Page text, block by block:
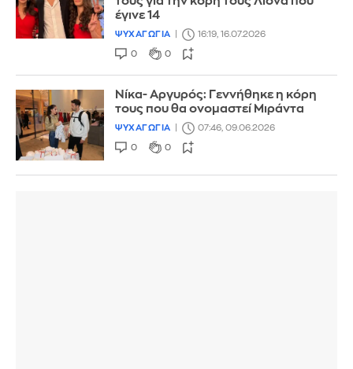
έγινε 14
ΨΥΧΑΓΩΓΙΑ 16:19, 16.07.2026
0 0
Νίκα- Αργυρός: Γεννήθηκε η κόρη
τους που θα ονομαστεί Μιράντα
ΨΥΧΑΓΩΓΙΑ 07:46, 09.06.2026
0 0